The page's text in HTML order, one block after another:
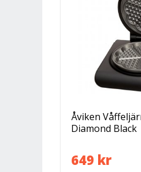
Åviken
Diamond Black
649 kr